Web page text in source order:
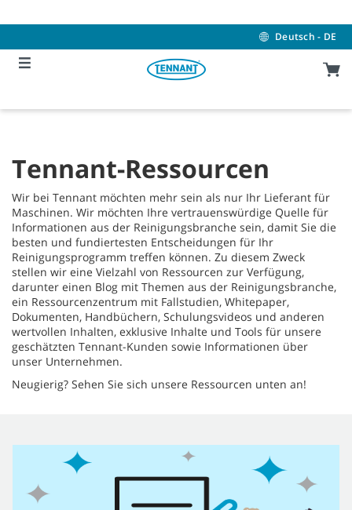
to
to
menu
Deutsch - DE
Tennant-Ressourcen
Wir bei Tennant möchten mehr sein als nur Ihr Lieferant für
Maschinen. Wir möchten Ihre vertrauenswürdige Quelle für
Informationen aus der Reinigungsbranche sein, damit Sie die
besten und fundiertesten Entscheidungen für Ihr
Reinigungsprogramm treffen können. Zu diesem Zweck
stellen wir eine Vielzahl von Ressourcen zur Verfügung,
darunter einen Blog mit Themen aus der Reinigungsbranche,
ein Ressourcenzentrum mit Fallstudien, Whitepaper,
Dokumenten, Handbüchern, Schulungsvideos und anderen
wertvollen Inhalten, exklusive Inhalte und Tools für unsere
geschätzten Tennant-Kunden sowie Informationen über
unser Unternehmen.
Neugierig? Sehen Sie sich unsere Ressourcen unten an!